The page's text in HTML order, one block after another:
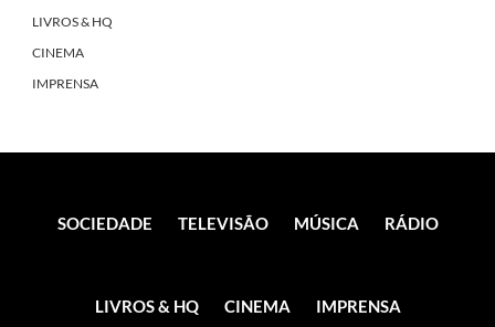
LIVROS & HQ
CINEMA
IMPRENSA
SOCIEDADE TELEVISÃO MÚSICA RÁDIO
LIVROS & HQ CINEMA IMPRENSA